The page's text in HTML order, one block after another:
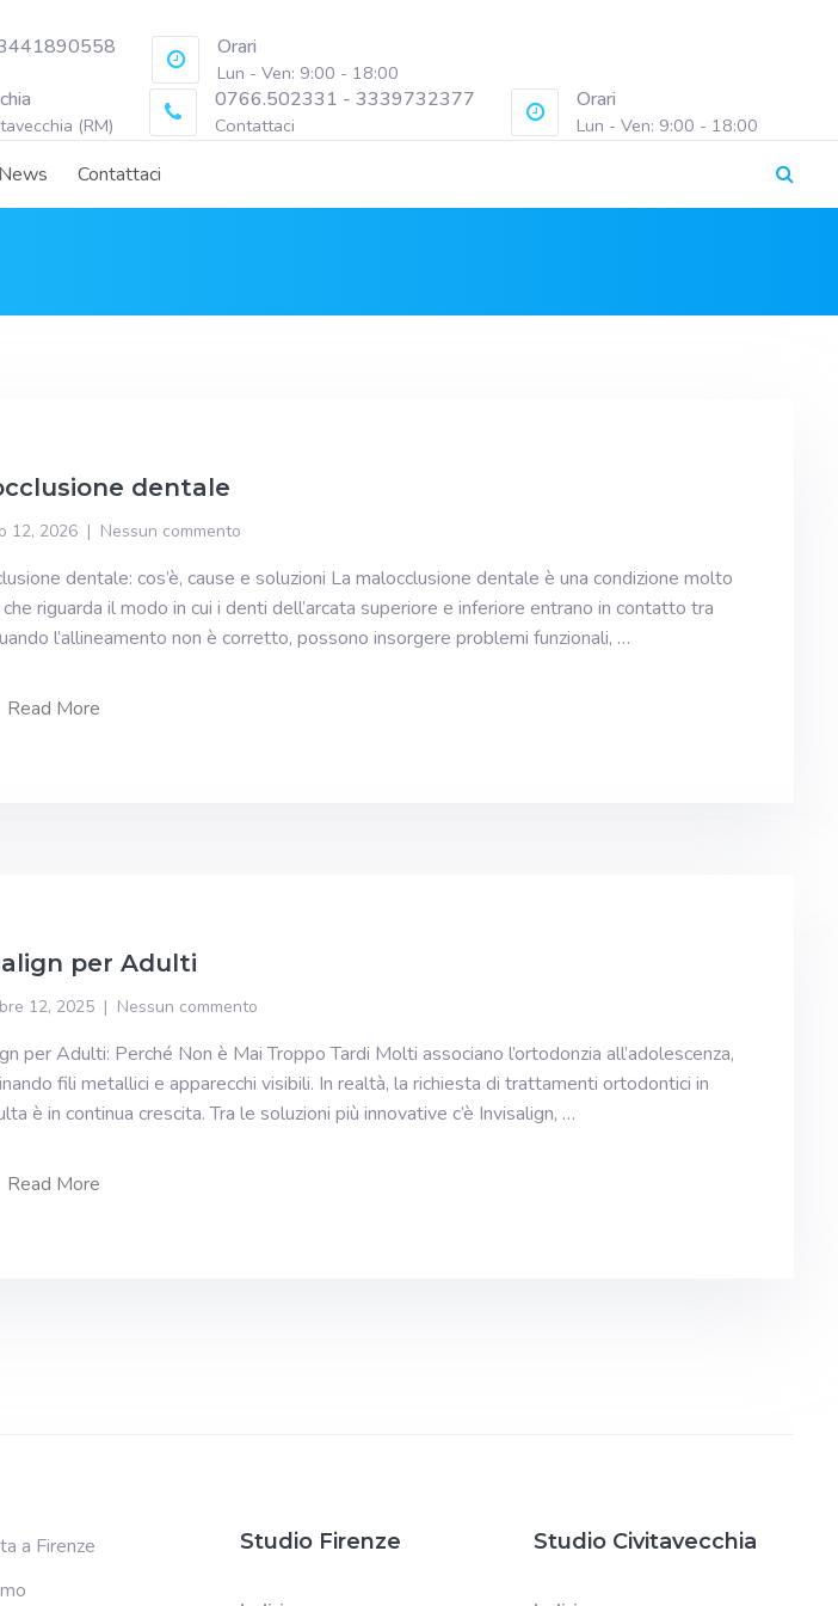
Orari
Lun - Ven: 9:00 - 18:00
(RM)
0766.502331 - 3339732377
Contattaci
Orari
Lun - Ven: 9:00 - 18:00
News Contattaci
dentale
12, 2026 Nessun commento
dentale: cos’è, cause e soluzioni La malocclusione dentale è una condizione molto
riguarda il modo in cui i denti dell’arcata superiore e inferiore entrano in contatto tra
l’allineamento non è corretto, possono insorgere problemi funzionali, …
Read More
per Adulti
12, 2025 Nessun commento
per Adulti: Perché Non è Mai Troppo Tardi Molti associano l’ortodonzia all’adolescenza,
fili metallici e apparecchi visibili. In realtà, la richiesta di trattamenti ortodontici in
è in continua crescita. Tra le soluzioni più innovative c’è Invisalign, …
Read More
a Firenze
Studio Firenze Studio Civitavecchia